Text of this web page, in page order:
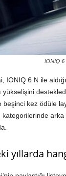
IONIQ 6
IONIQ 6 N ile
yükselişini
beşinci kez ödüle
kategorilerinde
yıllarda